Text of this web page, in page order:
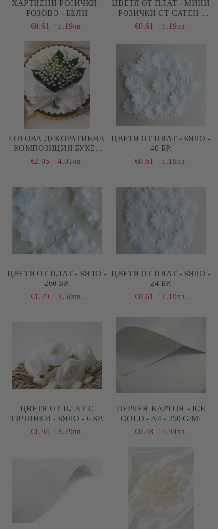
ХАРТИЕНИ РОЗИЧКИ -
РОЗОВО - БЕЛИ
€0.61
1.19лв.
ЦВЕТЯ ОТ ПЛАТ - МИНИ
РОЗИЧКИ ОТ САТЕН -
ЛАЗУРНО СИНЬО - 12 БР
€0.61 1.19лв.
ГОТОВА ДЕКОРАТИВНА
КОМПОЗИЦИЯ БУКЕТ
МОМИНА СЪЛЗА – 3D
€2.05 4.01лв.
ЦВЕТЯ ОТ ПЛАТ - БЯЛО -
40 БР.
€0.61
1.19лв.
ЦВЕТЯ ОТ ПЛАТ - БЯЛО -
260 БР.
€1.79
3.50лв.
ЦВЕТЯ ОТ ПЛАТ - БЯЛО -
24 БР.
€0.61
1.19лв.
ЦВЕТЯ ОТ ПЛАТ С
ТИЧИНКИ - БЯЛО - 6 БР.
€1.94
3.79лв.
ПЕРЛЕН КАРТОН - ICE
GOLD - A4 - 250 G/M²
€0.48
0.94лв.